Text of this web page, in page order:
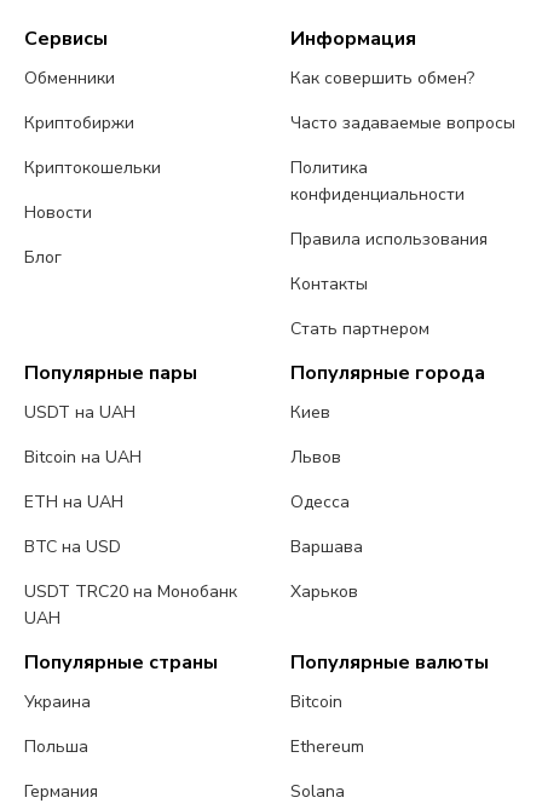
Сервисы
Обменники
Криптобиржи
Криптокошельки
Новости
Блог
Информация
Как совершить обмен?
Часто задаваемые вопросы
Политика
конфиденциальности
Правила использования
Контакты
Стать партнером
Популярные пары
USDT на UAH
Bitcoin на UAH
ETH на UAH
BTC на USD
USDT TRC20 на Монобанк
UAH
Популярные города
Киев
Львов
Одесса
Варшава
Харьков
Популярные страны
Украина
Польша
Германия
Популярные валюты
Bitcoin
Ethereum
Solana